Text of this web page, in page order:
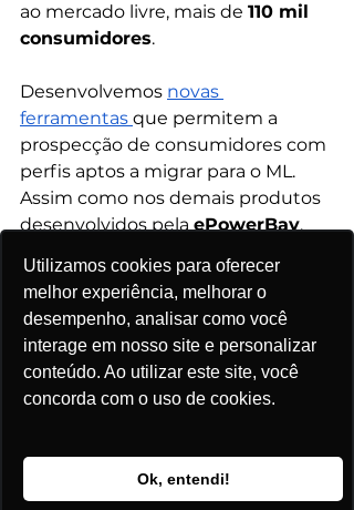
Utilizamos cookies para oferecer
melhor experiência, melhorar o
desempenho, analisar como você
interage em nosso site e personalizar
conteúdo. Ao utilizar este site, você
concorda com o uso de cookies.
Ok, entendi!
ao mercado livre, mais de 110 mil
consumidores.
Desenvolvemos novas
ferramentas que permitem a
prospecção de consumidores com
perfis aptos a migrar para o ML.
Assim como nos demais produtos
desenvolvidos pela ePowerBay,
solução é entregar aos nossos
clientes uma ferramenta que
integre as informações de
mercado e traga respostas mais
ágeis para as tomadas de decisão.